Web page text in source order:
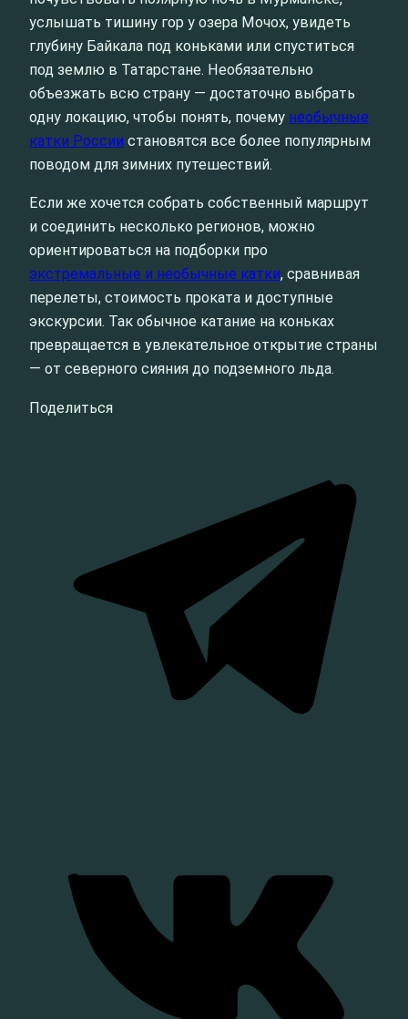
услышать тишину гор у озера Мочох, увидеть
глубину Байкала под коньками или спуститься
под землю в Татарстане. Необязательно
объезжать всю страну — достаточно выбрать
одну локацию, чтобы понять, почему необычные
катки России становятся все более популярным
поводом для зимних путешествий.
Если же хочется собрать собственный маршрут
и соединить несколько регионов, можно
ориентироваться на подборки про
экстремальные и необычные катки, сравнивая
перелеты, стоимость проката и доступные
экскурсии. Так обычное катание на коньках
превращается в увлекательное открытие страны
— от северного сияния до подземного льда.
Поделиться